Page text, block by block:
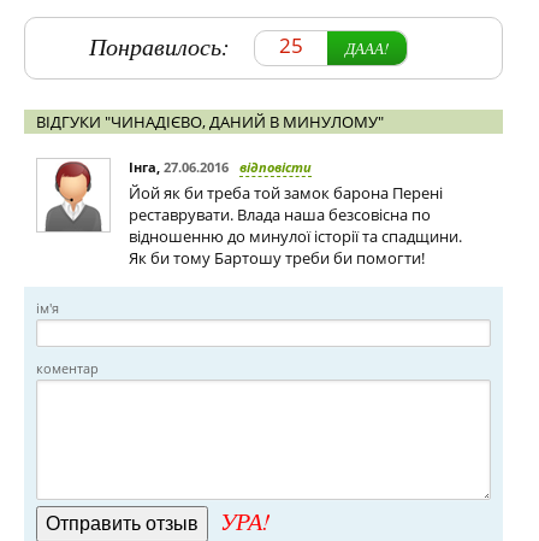
Понравилось: 25 ДААА!
ВІДГУКИ "ЧИНАДІЄВО, ДАНИЙ В МИНУЛОМУ"
Інга, 27.06.2016 відповісти
Йой як би треба той замок барона Перені
реставрувати. Влада наша безсовісна по
відношенню до минулої історії та спадщини.
Як би тому Бартошу треби би помогти!
ім'я
коментар
УРА!